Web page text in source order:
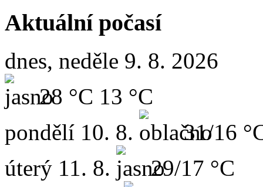
Aktuální počasí
dnes, neděle 9. 8. 2026
28 °C 13 °C
pondělí 10. 8.
31/16
úterý 11. 8.
29/17 °C